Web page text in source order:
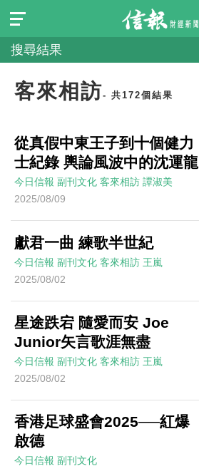
搜尋結果
客來相訪- 共172個結果
從真假中東王子到十個健力
士紀錄 輿論風波中的沈運龍
今日信報 副刊文化 客來相訪 譚淑美
2025/08/09
獻君一曲 練歌半世紀
今日信報 副刊文化 客來相訪 王嵐
2025/08/02
星途跌宕 隨愛而安 Joe
Junior矢言歌涯無盡
今日信報 副刊文化 客來相訪 王嵐
2025/08/02
香港足球盛會2025──紅爆
啟德
今日信報 副刊文化